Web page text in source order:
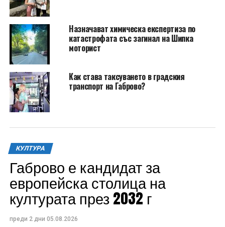
Назначават химическа експертиза по
катастрофата със загинал на Шипка
моторист
Как става таксуването в градския
транспорт на Габрово?
КУЛТУРА
Габрово е кандидат за
европейска столица на
културата през 2032 г
преди 2 дни 05.08.2026